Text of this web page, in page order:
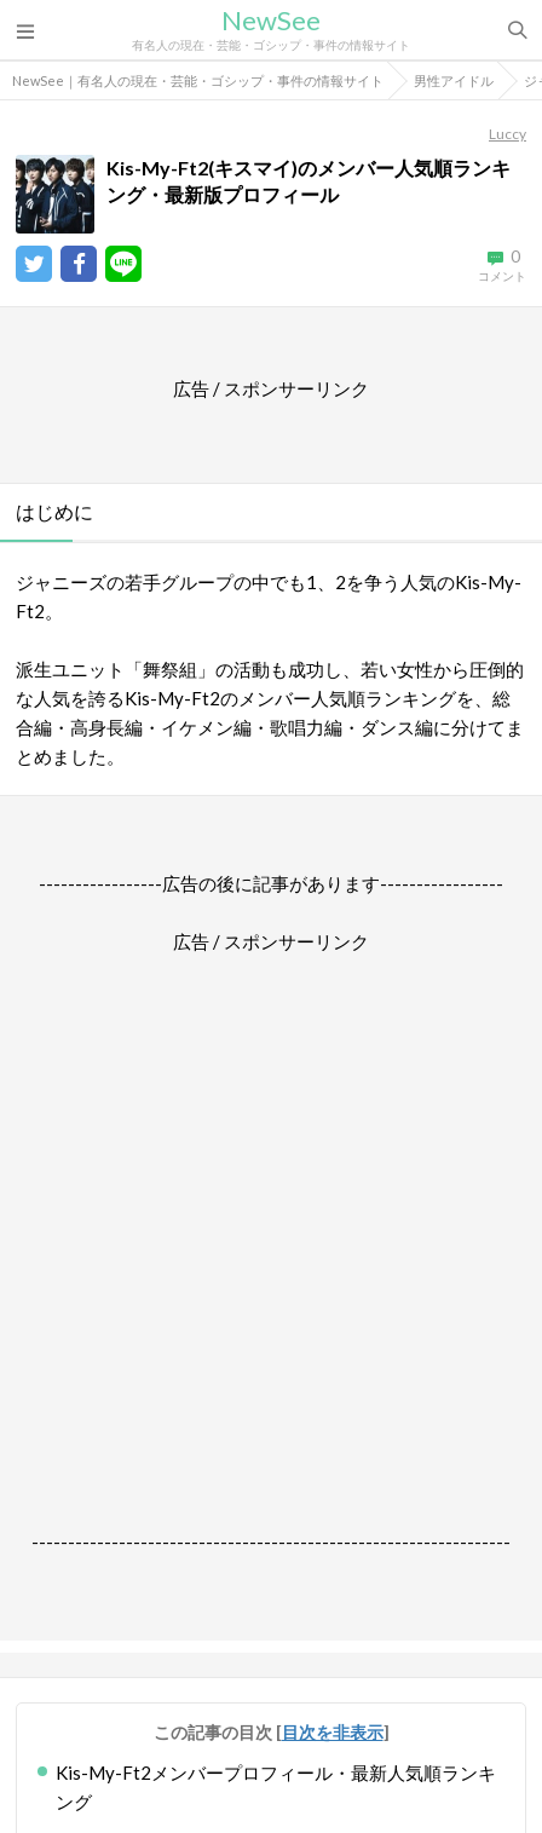
NewSee
有名人の現在・芸能・ゴシップ・事件の情報サイト
NewSee｜有名人の現在・芸能・ゴシップ・事件の情報サイト 男性アイドル ジ
Luccy
Kis-My-Ft2(キスマイ)のメンバー人気順ランキ
ング・最新版プロフィール
0
コメント
広告 / スポンサーリンク
はじめに
ジャニーズの若手グループの中でも1、2を争う人気のKis-My-
Ft2。
派生ユニット「舞祭組」の活動も成功し、若い女性から圧倒的
な人気を誇るKis-My-Ft2のメンバー人気順ランキングを、総
合編・高身長編・イケメン編・歌唱力編・ダンス編に分けてま
とめました。
-----------------広告の後に記事があります-----------------
広告 / スポンサーリンク
------------------------------------------------------------------
この記事の目次 [目次を非表示]
Kis-My-Ft2メンバープロフィール・最新人気順ランキ
ング